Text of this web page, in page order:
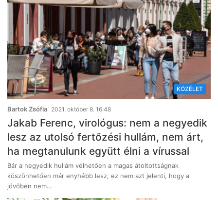
KÖZÉLET
Bartok Zsófia 2021, október 8. 16:48
Jakab Ferenc, virológus: nem a negyedik
lesz az utolsó fertőzési hullám, nem árt,
ha megtanulunk együtt élni a vírussal
Bár a negyedik hullám vélhetően a magas átoltottságnak
köszönhetően már enyhébb lesz, ez nem azt jelenti, hogy a
jövőben nem…